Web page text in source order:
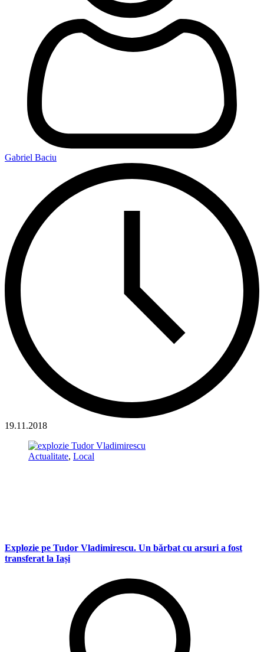
Gabriel Baciu
19.11.2018
Actualitate, Local
Explozie pe Tudor Vladimirescu. Un bărbat cu arsuri a fost
transferat la Iași